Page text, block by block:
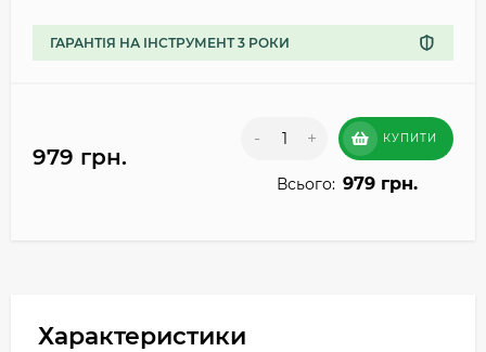
ГАРАНТІЯ НА ІНСТРУМЕНТ 3 РОКИ
979 грн.
- + КУПИТИ
Всього: 979 грн.
Характеристики